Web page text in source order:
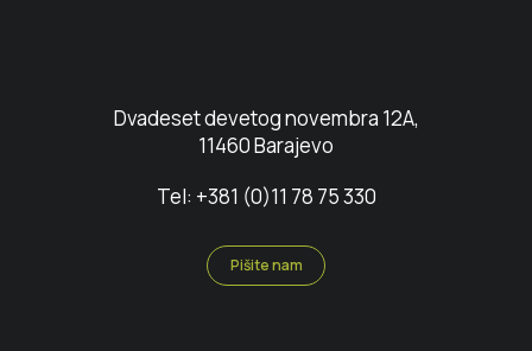
Dvadeset devetog novembra 12A,
11460 Barajevo
Tel: +381 (0)11 78 75 330
Pišite nam